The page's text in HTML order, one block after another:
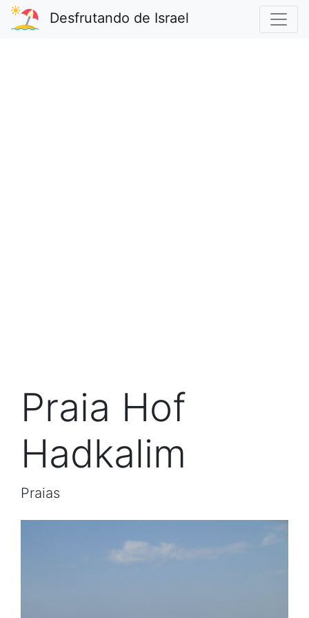
Desfrutando de Israel
Praia Hof
Hadkalim
Praias